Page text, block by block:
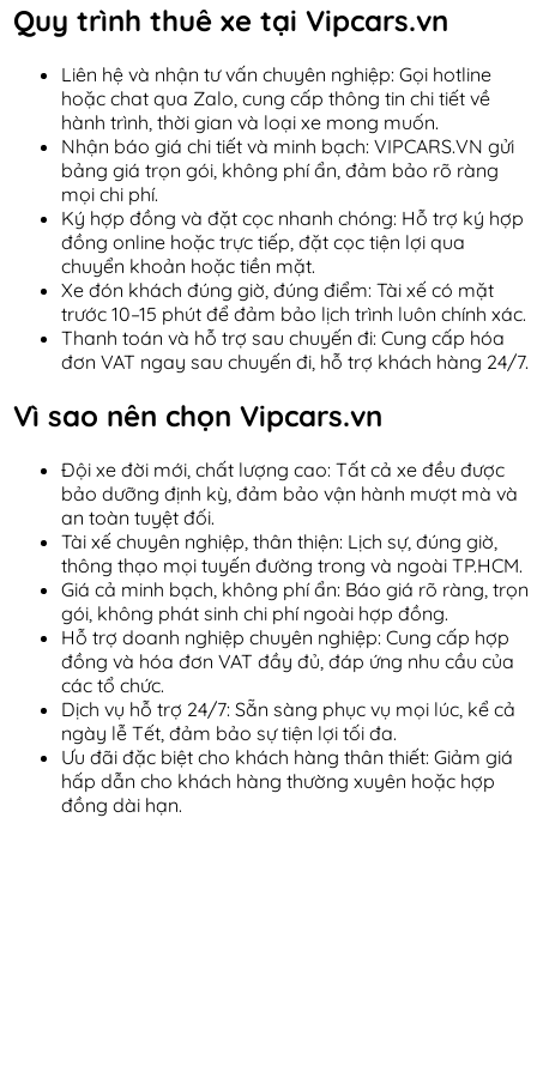
Quy trình thuê xe tại Vipcars.vn
Liên hệ và nhận tư vấn chuyên nghiệp: Gọi hotline
hoặc chat qua Zalo, cung cấp thông tin chi tiết về
hành trình, thời gian và loại xe mong muốn.
Nhận báo giá chi tiết và minh bạch: VIPCARS.VN gửi
bảng giá trọn gói, không phí ẩn, đảm bảo rõ ràng
mọi chi phí.
Ký hợp đồng và đặt cọc nhanh chóng: Hỗ trợ ký hợp
đồng online hoặc trực tiếp, đặt cọc tiện lợi qua
chuyển khoản hoặc tiền mặt.
Xe đón khách đúng giờ, đúng điểm: Tài xế có mặt
trước 10–15 phút để đảm bảo lịch trình luôn chính xác.
Thanh toán và hỗ trợ sau chuyến đi: Cung cấp hóa
đơn VAT ngay sau chuyến đi, hỗ trợ khách hàng 24/7.
Vì sao nên chọn Vipcars.vn
Đội xe đời mới, chất lượng cao: Tất cả xe đều được
bảo dưỡng định kỳ, đảm bảo vận hành mượt mà và
an toàn tuyệt đối.
Tài xế chuyên nghiệp, thân thiện: Lịch sự, đúng giờ,
thông thạo mọi tuyến đường trong và ngoài TP.HCM.
Giá cả minh bạch, không phí ẩn: Báo giá rõ ràng, trọn
gói, không phát sinh chi phí ngoài hợp đồng.
Hỗ trợ doanh nghiệp chuyên nghiệp: Cung cấp hợp
đồng và hóa đơn VAT đầy đủ, đáp ứng nhu cầu của
các tổ chức.
Dịch vụ hỗ trợ 24/7: Sẵn sàng phục vụ mọi lúc, kể cả
ngày lễ Tết, đảm bảo sự tiện lợi tối đa.
Ưu đãi đặc biệt cho khách hàng thân thiết: Giảm giá
hấp dẫn cho khách hàng thường xuyên hoặc hợp
đồng dài hạn.